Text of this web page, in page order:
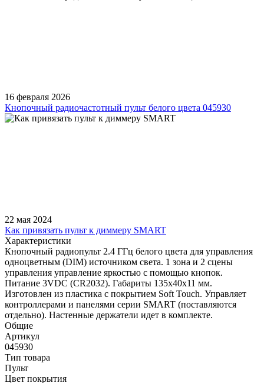
16 февраля 2026
Кнопочный радиочастотный пульт белого цвета 045930
22 мая 2024
Как привязать пульт к диммеру SMART
Характеристики
Кнопочный радиопульт 2.4 ГГц белого цвета для управления
одноцветным (DIM) источником света. 1 зона и 2 сцены
управления управление яркостью с помощью кнопок.
Питание 3VDC (CR2032). Габариты 135x40x11 мм.
Изготовлен из пластика с покрытием Soft Touch. Управляет
контроллерами и панелями серии SMART (поставляются
отдельно). Настенные держатели идет в комплекте.
Общие
Артикул
045930
Тип товара
Пульт
Цвет покрытия